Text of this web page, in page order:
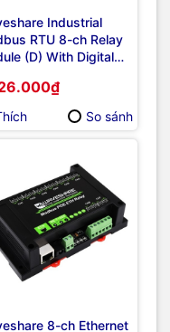
Industrial
RTU 8-ch Relay
(D) With Digital
7~36V Power
So sánh
8-ch Ethernet